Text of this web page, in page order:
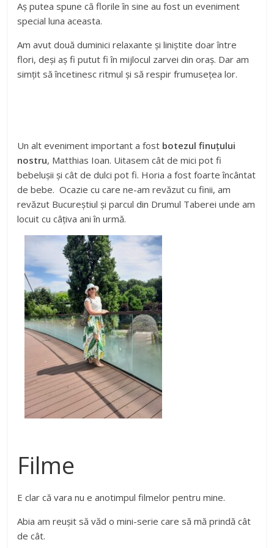
Aș putea spune că florile în sine au fost un eveniment
special luna aceasta.
Am avut două duminici relaxante și liniștite doar între
flori, deși aș fi putut fi în mijlocul zarvei din oraș. Dar am
simțit să încetinesc ritmul și să respir frumusețea lor.
Un alt eveniment important a fost botezul finuțului
nostru, Matthias Ioan. Uitasem cât de mici pot fi
bebelușii și cât de dulci pot fi. Horia a fost foarte încântat
de bebe. Ocazie cu care ne-am revăzut cu finii, am
revăzut Bucureștiul și parcul din Drumul Taberei unde am
locuit cu câțiva ani în urmă.
Filme
E clar că vara nu e anotimpul filmelor pentru mine.
Abia am reușit să văd o mini-serie care să mă prindă cât
de cât.